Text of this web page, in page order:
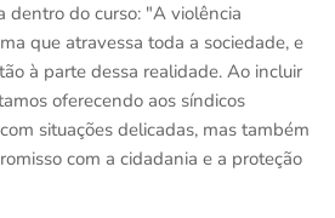
dentro do curso: "A violência
que atravessa toda a sociedade, e
à parte dessa realidade. Ao incluir
oferecendo aos síndicos
situações delicadas, mas também
com a cidadania e a proteção